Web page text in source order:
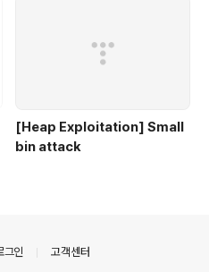
[Heap Exploitation] Small
bin attack
그인 고객센터